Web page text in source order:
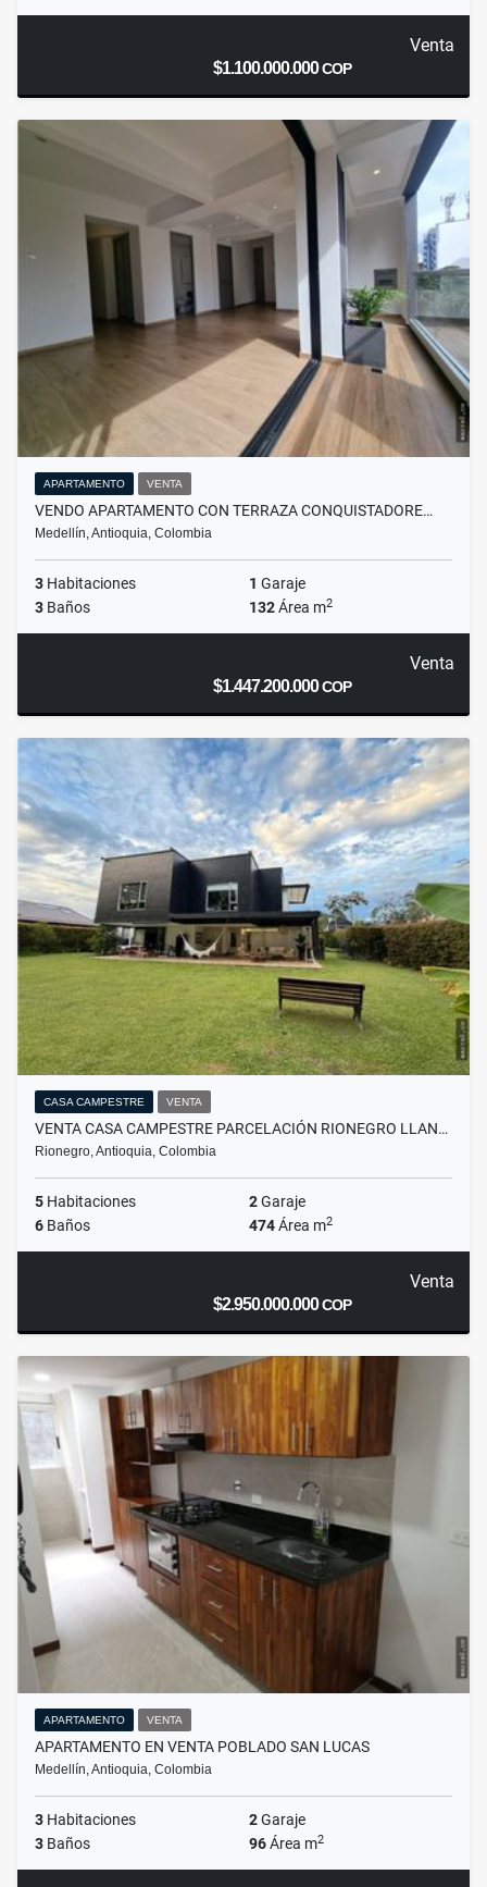
Venta
$1.100.000.000COP
APARTAMENTO VENTA
VENDO APARTAMENTO CON TERRAZA CONQUISTADORE…
Medellín, Antioquia, Colombia
3 Habitaciones 1 Garaje
3 Baños 132Área m2
Venta
$1.447.200.000COP
CASA CAMPESTRE VENTA
VENTA CASA CAMPESTRE PARCELACIÓN RIONEGRO LLAN…
Rionegro, Antioquia, Colombia
5 Habitaciones 2Garaje
6 Baños 474Área m2
Venta
$2.950.000.000COP
APARTAMENTO VENTA
APARTAMENTO EN VENTA POBLADO SAN LUCAS
Medellín, Antioquia, Colombia
3 Habitaciones 2Garaje
3 Baños 96Área m2